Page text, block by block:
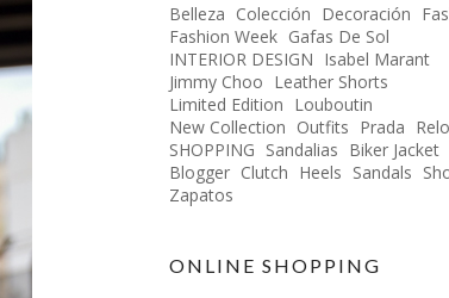
Belleza Colección Decoración
Fashion Week Gafas De Sol
INTERIOR DESIGN Isabel Marant
Jimmy Choo Leather Shorts
Limited Edition Louboutin
New Collection Outfits Prada
SHOPPING Sandalias Biker Jacket
Blogger Clutch Heels Sandals
Zapatos
ONLINE SHOPPING